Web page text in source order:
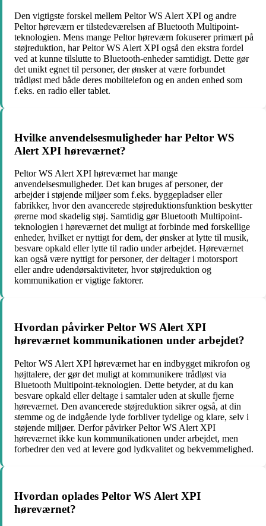
Den vigtigste forskel mellem Peltor WS Alert XPI og andre
Peltor høreværn er tilstedeværelsen af Bluetooth Multipoint-
teknologien. Mens mange Peltor høreværn fokuserer primært på
støjreduktion, har Peltor WS Alert XPI også den ekstra fordel
ved at kunne tilslutte to Bluetooth-enheder samtidigt. Dette gør
det unikt egnet til personer, der ønsker at være forbundet
trådløst med både deres mobiltelefon og en anden enhed som
f.eks. en radio eller tablet.
Hvilke anvendelsesmuligheder har Peltor WS
Alert XPI høreværnet?
Peltor WS Alert XPI høreværnet har mange
anvendelsesmuligheder. Det kan bruges af personer, der
arbejder i støjende miljøer som f.eks. byggepladser eller
fabrikker, hvor den avancerede støjreduktionsfunktion beskytter
ørerne mod skadelig støj. Samtidig gør Bluetooth Multipoint-
teknologien i høreværnet det muligt at forbinde med forskellige
enheder, hvilket er nyttigt for dem, der ønsker at lytte til musik,
besvare opkald eller lytte til radio under arbejdet. Høreværnet
kan også være nyttigt for personer, der deltager i motorsport
eller andre udendørsaktiviteter, hvor støjreduktion og
kommunikation er vigtige faktorer.
Hvordan påvirker Peltor WS Alert XPI
høreværnet kommunikationen under arbejdet?
Peltor WS Alert XPI høreværnet har en indbygget mikrofon og
højttalere, der gør det muligt at kommunikere trådløst via
Bluetooth Multipoint-teknologien. Dette betyder, at du kan
besvare opkald eller deltage i samtaler uden at skulle fjerne
høreværnet. Den avancerede støjreduktion sikrer også, at din
stemme og de indgående lyde forbliver tydelige og klare, selv i
støjende miljøer. Derfor påvirker Peltor WS Alert XPI
høreværnet ikke kun kommunikationen under arbejdet, men
forbedrer den ved at levere god lydkvalitet og bekvemmelighed.
Hvordan oplades Peltor WS Alert XPI
høreværnet?